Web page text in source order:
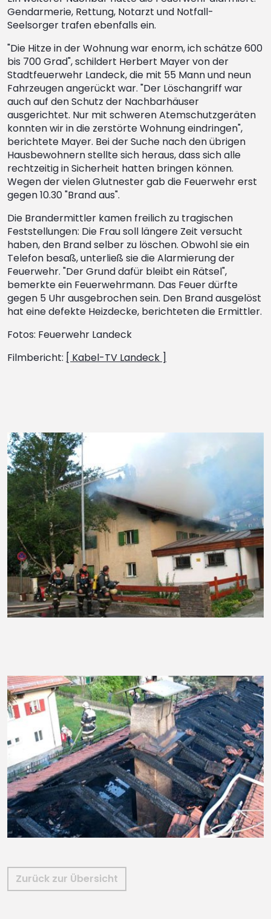
Gendarmerie, Rettung, Notarzt und Notfall-
Seelsorger trafen ebenfalls ein.
"Die Hitze in der Wohnung war enorm, ich schätze 600
bis 700 Grad", schildert Herbert Mayer von der
Stadtfeuerwehr Landeck, die mit 55 Mann und neun
Fahrzeugen angerückt war. "Der Löschangriff war
auch auf den Schutz der Nachbarhäuser
ausgerichtet. Nur mit schweren Atemschutzgeräten
konnten wir in die zerstörte Wohnung eindringen",
berichtete Mayer. Bei der Suche nach den übrigen
Hausbewohnern stellte sich heraus, dass sich alle
rechtzeitig in Sicherheit hatten bringen können.
Wegen der vielen Glutnester gab die Feuerwehr erst
gegen 10.30 "Brand aus".
Die Brandermittler kamen freilich zu tragischen
Feststellungen: Die Frau soll längere Zeit versucht
haben, den Brand selber zu löschen. Obwohl sie ein
Telefon besaß, unterließ sie die Alarmierung der
Feuerwehr. "Der Grund dafür bleibt ein Rätsel",
bemerkte ein Feuerwehrmann. Das Feuer dürfte
gegen 5 Uhr ausgebrochen sein. Den Brand ausgelöst
hat eine defekte Heizdecke, berichteten die Ermittler.
Fotos: Feuerwehr Landeck
Filmbericht: [ Kabel-TV Landeck ]
Zurück zur Übersicht